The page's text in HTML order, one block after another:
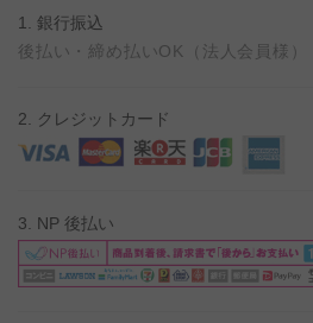
1. 銀行振込
後払い・締め払いOK（法人会員様）
2. クレジットカード
3. NP 後払い